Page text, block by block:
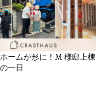
ームが形に！M 様邸上棟
一日